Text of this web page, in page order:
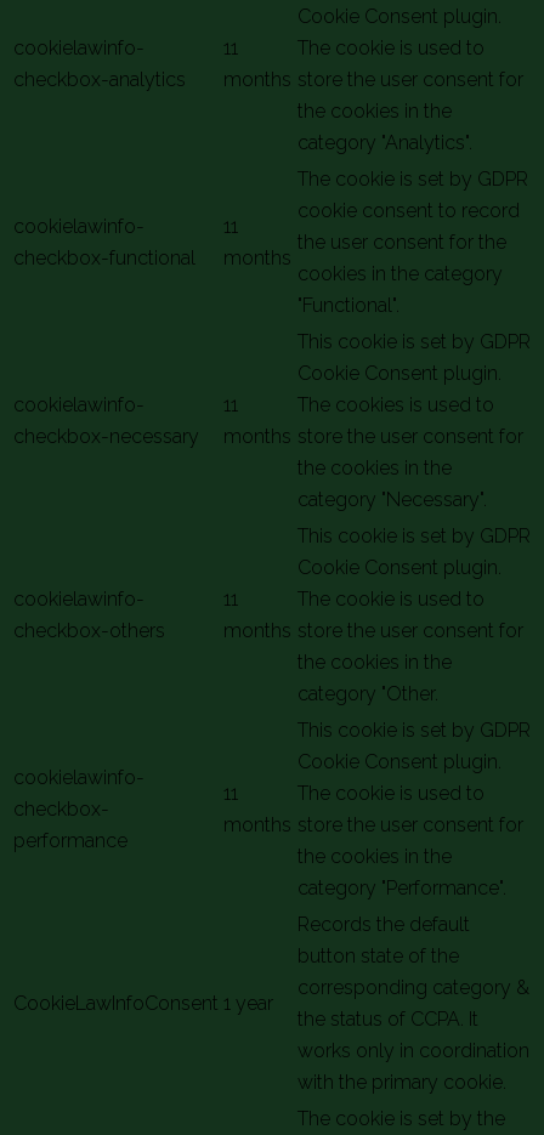
cookielawinfo-
checkbox-analytics
11
months
Cookie Consent plugin.
The cookie is used to
store the user consent for
the cookies in the
category "Analytics".
cookielawinfo-
checkbox-functional
11
months
The cookie is set by GDPR
cookie consent to record
the user consent for the
cookies in the category
"Functional".
cookielawinfo-
checkbox-necessary
11
months
This cookie is set by GDPR
Cookie Consent plugin.
The cookies is used to
store the user consent for
the cookies in the
category "Necessary".
cookielawinfo-
checkbox-others
11
months
This cookie is set by GDPR
Cookie Consent plugin.
The cookie is used to
store the user consent for
the cookies in the
category "Other.
cookielawinfo-
checkbox-
performance
11
months
This cookie is set by GDPR
Cookie Consent plugin.
The cookie is used to
store the user consent for
the cookies in the
category "Performance".
CookieLawInfoConsent 1 year
Records the default
button state of the
corresponding category &
the status of CCPA. It
works only in coordination
with the primary cookie.
The cookie is set by the